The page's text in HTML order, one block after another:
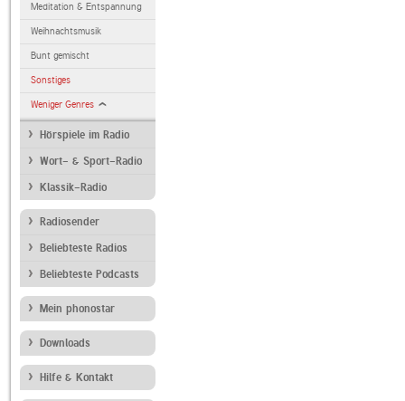
Meditation & Entspannung
Weihnachtsmusik
Bunt gemischt
Sonstiges
Weniger Genres
Hörspiele im Radio
Wort- & Sport-Radio
Klassik-Radio
Radiosender
Beliebteste Radios
Beliebteste Podcasts
Mein phonostar
Downloads
Hilfe & Kontakt